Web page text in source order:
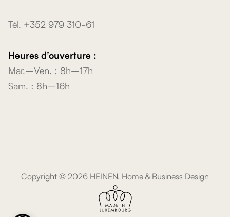
Tél. +352 979 310-61
Heures d’ouverture :
Mar.–Ven. : 8h–17h
Sam. : 8h–16h
Copyright © 2026 HEINEN. Home & Business Design